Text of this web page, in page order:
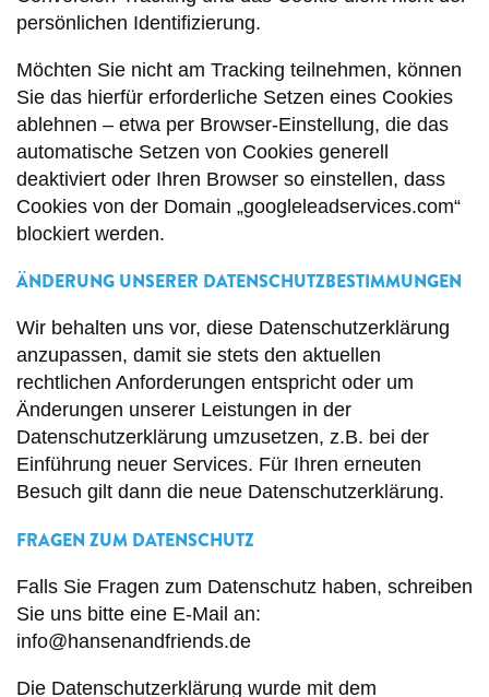
persönlichen Identifizierung.
Möchten Sie nicht am Tracking teilnehmen, können
Sie das hierfür erforderliche Setzen eines Cookies
ablehnen – etwa per Browser-Einstellung, die das
automatische Setzen von Cookies generell
deaktiviert oder Ihren Browser so einstellen, dass
Cookies von der Domain „googleleadservices.com“
blockiert werden.
ÄNDERUNG UNSERER DATENSCHUTZBESTIMMUNGEN
Wir behalten uns vor, diese Datenschutzerklärung
anzupassen, damit sie stets den aktuellen
rechtlichen Anforderungen entspricht oder um
Änderungen unserer Leistungen in der
Datenschutzerklärung umzusetzen, z.B. bei der
Einführung neuer Services. Für Ihren erneuten
Besuch gilt dann die neue Datenschutzerklärung.
FRAGEN ZUM DATENSCHUTZ
Falls Sie Fragen zum Datenschutz haben, schreiben
Sie uns bitte eine E-Mail an:
info@hansenandfriends.de
Die Datenschutzerklärung wurde mit dem